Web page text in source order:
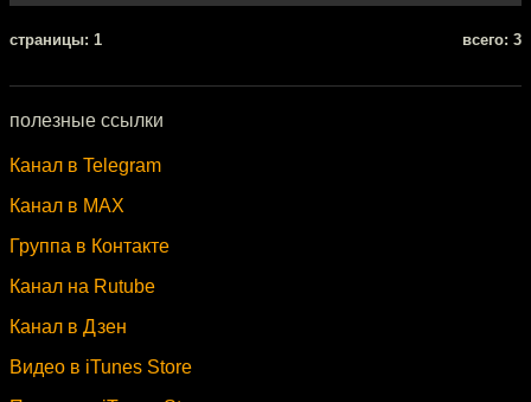
cтраницы: 1 всего: 3
полезные ссылки
Канал в Telegram
Канал в MAX
Группа в Контакте
Канал на Rutube
Канал в Дзен
Видео в iTunes Store